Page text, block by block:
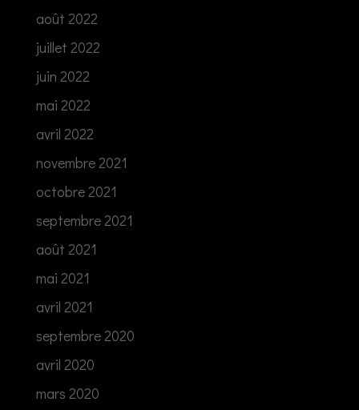
août 2022
juillet 2022
juin 2022
mai 2022
avril 2022
novembre 2021
octobre 2021
septembre 2021
août 2021
mai 2021
avril 2021
septembre 2020
avril 2020
mars 2020